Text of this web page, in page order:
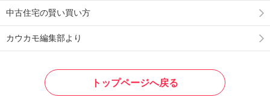
中古住宅の賢い買い方
カウカモ編集部より
トップページへ戻る